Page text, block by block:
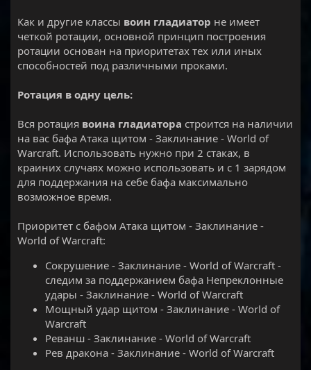
Как и другие классы воин гладиатор не имеет
четкой ротации, основной принцип построения
ротации основан на приоритетах тех или иных
способностей под различными проками.
Ротация в одну цель:
Вся ротация воина гладиатора строится на наличии
на вас бафа Атака щитом - Заклинание - World of
Warcraft. Использовать нужно при 2 стаках, в
краиних случаях можно использовать и с 1 зарядом
для поддержания на себе бафа максимально
возможное время.
Приоритет с бафом Атака щитом - Заклинание -
World of Warcraft:
Сокрушение - Заклинание - World of Warcraft -
следим за поддержанием бафа Непреклонные
удары - Заклинание - World of Warcraft
Мощный удар щитом - Заклинание - World of
Warcraft
Реванш - Заклинание - World of Warcraft
Рев дракона - Заклинание - World of Warcraft